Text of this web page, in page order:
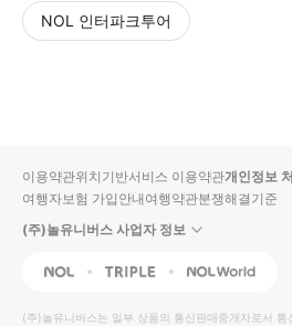
NOL 인터파크투어
입니
다.
높
동
순
상
이용약관위치기반서비스 이용약관개인정보
여행자보험 가입안내여행약관분쟁해결기준
(주)놀유니버스 사업자 정보
NOL Triple Interpark Global
(주)놀유니버스는 일부 상품의 통신판매중개자로서